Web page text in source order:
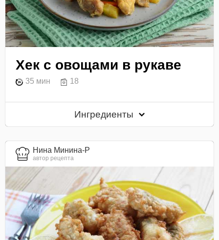
Хек с овощами в рукаве
35 мин 18
Ингредиенты
Нина Минина-Р
автор рецепта